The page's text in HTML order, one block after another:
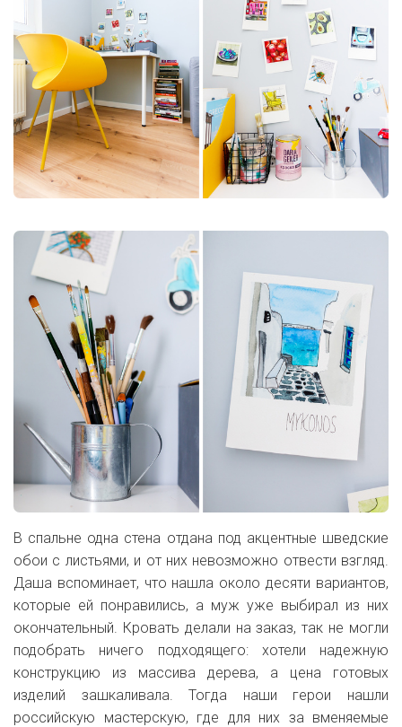
В спальне одна стена отдана под акцентные шведские
обои с листьями, и от них невозможно отвести взгляд.
Даша вспоминает, что нашла около десяти вариантов,
которые ей понравились, а муж уже выбирал из них
окончательный. Кровать делали на заказ, так не могли
подобрать ничего подходящего: хотели надежную
конструкцию из массива дерева, а цена готовых
изделий зашкаливала. Тогда наши герои нашли
российскую мастерскую, где для них за вменяемые